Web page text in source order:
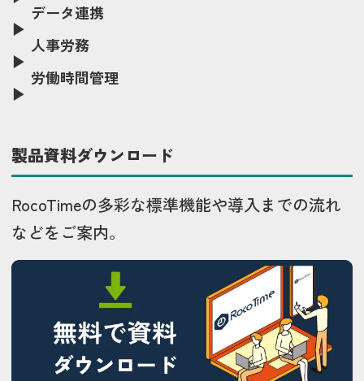
データ連携
人事労務
労働時間管理
製品資料ダウンロード
RocoTimeの多彩な標準機能や導入までの流れ
などをご案内。